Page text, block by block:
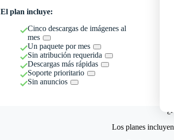
El plan incluye:
Cinco descargas de imágenes al
mes
Un paquete por mes
Sin atribución requerida
Descargas más rápidas
Soporte prioritario
Sin anuncios
Los planes